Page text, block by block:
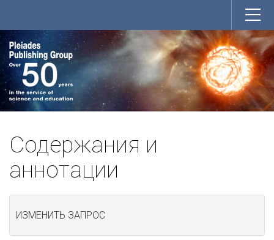
Содержания и
аннотации
ИЗМЕНИТЬ ЗАПРОС